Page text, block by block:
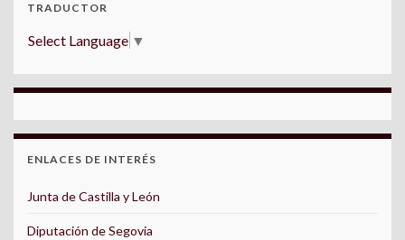
TRADUCTOR
Select Language ▼
ENLACES DE INTERÉS
Junta de Castilla y León
Diputación de Segovia